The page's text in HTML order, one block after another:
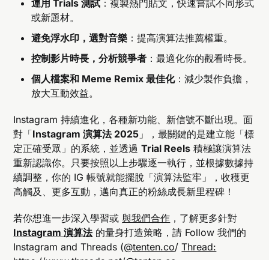
運用 Trials 測試 ：複製熱門貼文，快速嘗試不同形式
或新題材。
避免浮水印，選對音樂 ：提高演算法推薦權重。
控制影片時長，分析競爭者 ：最適化你的觀看時長。
個人檔案和 Meme Remix 最佳化：減少製作負擔，
放大互動效益。
Instagram 持續進化，各種新功能、新信號不斷出現。面
對「Instagram 演算法 2025 」，最關鍵的是建立能「標
定正確受眾」的系統，並透過Trial Reels 積極讓演算法
重新認識你。只要按照以上步驟逐一執行，並根據數據持
續調整，你的 IG 帳號就能擺脫「演算法監牢」，收穫更
高觸及、更多互動，邁向真正的粉絲成長新里程碑！
若你想進一步深入學習或與我們合作 ，了解更多針對
Instagram 演算法的量身打造策略，請 Follow 我們的
Instagram and Threads (@tenten.co/Thread: